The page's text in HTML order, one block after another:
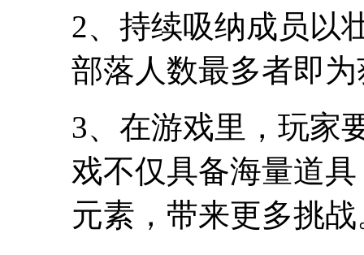
2、持续吸纳成员以
部落人数最多者即
3、在游戏里，玩家
戏不仅具备海量道
元素，带来更多挑战